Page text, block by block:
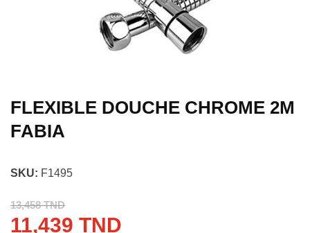
FLEXIBLE DOUCHE CHROME 2M
FABIA
SKU: F1495
13,458 TND
11,439 TND